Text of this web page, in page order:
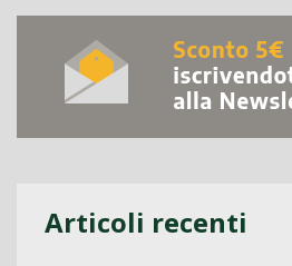
Articoli recenti